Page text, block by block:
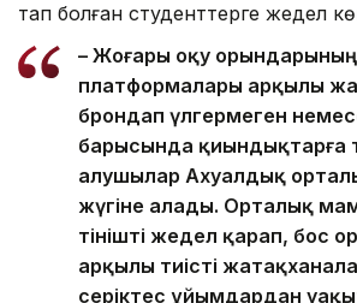
тап болған студенттерге жедел
– Жоғары оқу
платформалары арқылы
брондап үлгермеген
барысында қиындықтарға
алушылар Ахуалдық
жүгіне алады. Орталық
өтінішті жедел қарап, бос
арқылы тиісті
серіктес ұйымдардан